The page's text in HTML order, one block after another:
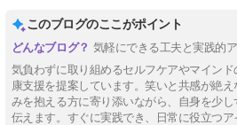
このブログのここがポイント
気軽にできる工夫と実践的
気負わずに取り組めるセルフケアやマイン
康支援を提案しています。笑いと共感が絶
みを抱える方に寄り添いながら、自身を少
伝えます。すぐに実践でき、日常に役立つ